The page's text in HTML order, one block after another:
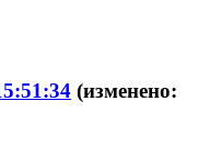
(изменено: